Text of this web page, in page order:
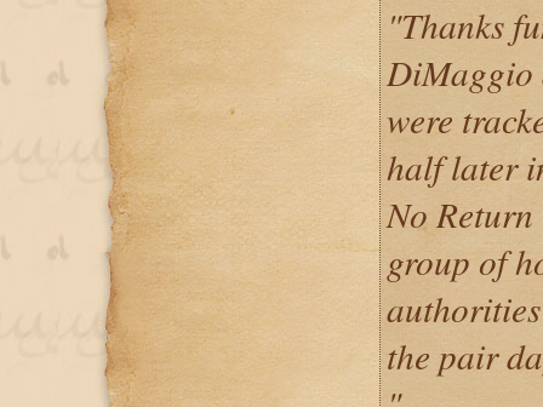
"Thanks
DiMaggio
were
half later
No
group of
the pair